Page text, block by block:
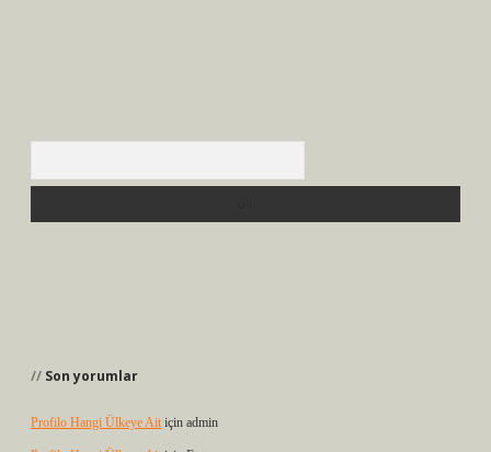
Son yorumlar
Profilo Hangi Ülkeye Ait için admin